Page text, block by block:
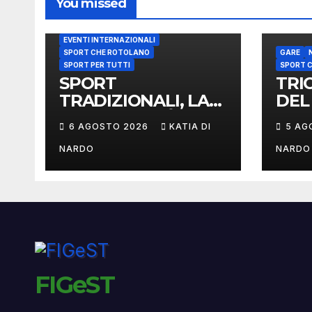
You missed
EVENTI INTERNAZIONALI
SPORT CHE ROTOLANO
SPORT PER TUTTI
SPORT
TRADIZIONALI, LA
FIGEST NELL’ÈLITE
MONDIALE: LA
DELEGAZIONE
ITALIANA
CONVEGNO TAFISA
6 AGOSTO 2026 KATIA DI
NARDO
GARE
SPORT
5
NARDO
FIGeST